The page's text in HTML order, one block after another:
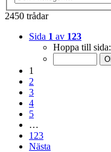
2450 trådar
Sida 1 av 123
Hoppa till sida:
1
2
3
4
5
…
123
Nästa